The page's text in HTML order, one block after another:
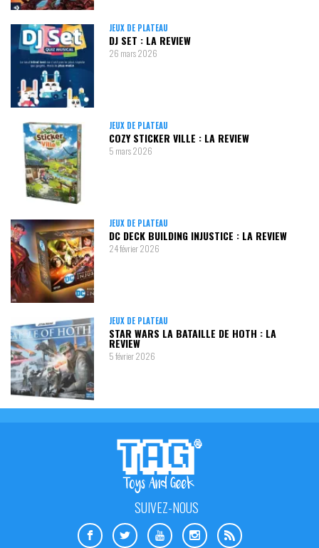
JEUX DE PLATEAU
DJ SET : LA REVIEW
26 mars 2026
JEUX DE PLATEAU
COZY STICKER VILLE : LA REVIEW
5 mars 2026
JEUX DE PLATEAU
DC DECK BUILDING INJUSTICE : LA REVIEW
24 février 2026
JEUX DE PLATEAU
STAR WARS LA BATAILLE DE HOTH : LA
REVIEW
5 février 2026
SUIVEZ-NOUS